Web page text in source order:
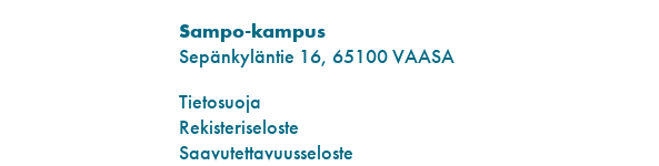
Sampo-kampus
Sepänkyläntie 16, 65100 VAASA
Tietosuoja
Rekisteriseloste
Saavutettavuusseloste